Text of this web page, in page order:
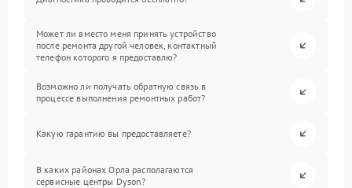
Может ли вместо меня принять устройство
после ремонта другой человек, контактный
телефон которого я предоставлю?
Возможно ли получать обратную связь в
процессе выполнения ремонтных работ?
Какую гарантию вы предоставляете?
В каких районах Орла располагаются
сервисные центры Dyson?